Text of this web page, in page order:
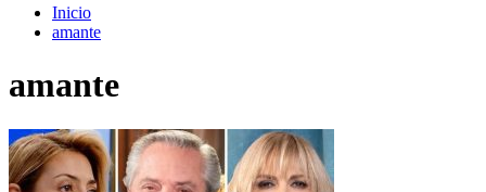
Inicio
amante
amante